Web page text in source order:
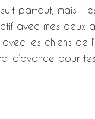
partout, mais il
avec mes deux
avec les chiens de
d’avance pour